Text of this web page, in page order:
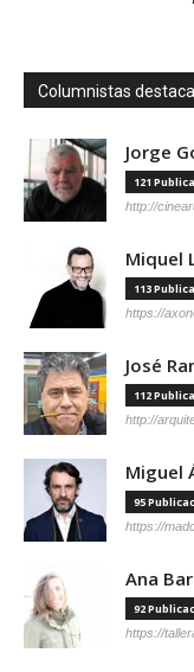
Columnistas
Jorge
121
http://
Miquel
113
https://
José
112
http://
Miguel
95
https://
Ana
92
https://